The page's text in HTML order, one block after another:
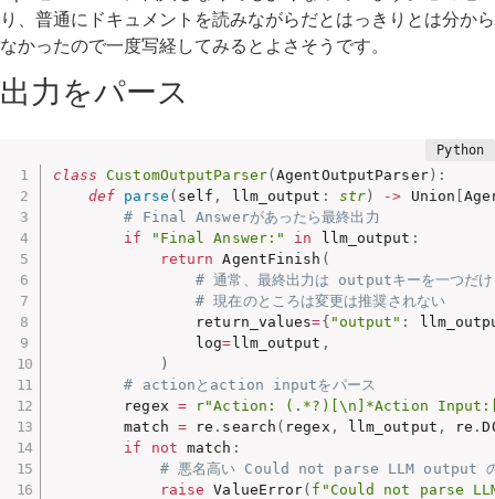
り、普通にドキュメントを読みながらだとはっきりとは分から
なかったので一度写経してみるとよさそうです。
出力をパース
class CustomOutputParser(AgentOutputParser) :
def parse ( self , llm_output : str ) -> Union [
# Final Answerがあったら最終出力
if
"Final Answer:" in llm_output :
return AgentFinish (
# 通常、最終出力は outputキーを一つだけ
# 現在のところは変更は推奨されない
                return_values
={ "output" :
                log
= llm_output ,
)
# actionとaction inputをパース
        regex
=
r"Action: (.*?)[\n]*Action
        match
= re . search ( regex , llm_output , re .
if
not match :
# 悪名高い Could not parse LLM output
raise ValueError( f"Could not parse